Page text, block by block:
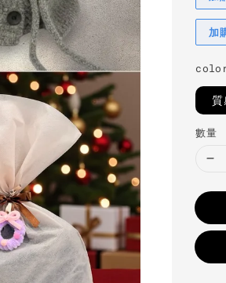
加
質
數量